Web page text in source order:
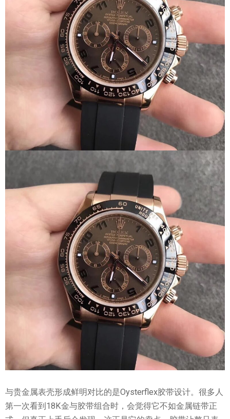
与贵金属表壳形成鲜明对比的是Oysterflex胶带设计。很多人
第一次看到18K金与胶带组合时，会觉得它不如金属链带正